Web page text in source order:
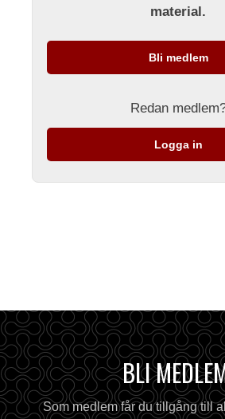
material.
Bli medlem
Redan
Logga in
BLI
Som medlem får du tillgång till